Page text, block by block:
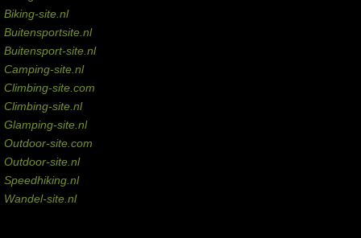
Biking-site.nl
Buitensportsite.nl
Buitensport-site.nl
Camping-site.nl
Climbing-site.com
Climbing-site.nl
Glamping-site.nl
Outdoor-site.com
Outdoor-site.nl
Speedhiking.nl
Wandel-site.nl